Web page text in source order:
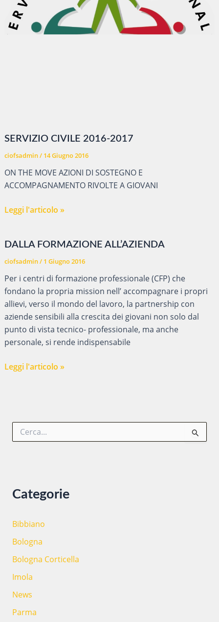
SERVIZIO CIVILE 2016-2017
ciofsadmin/ 14 Giugno 2016
ON THE MOVE AZIONI DI SOSTEGNO E
ACCOMPAGNAMENTO RIVOLTE A GIOVANI
SERVIZIO
2017
Leggi l'articolo »
DALLA FORMAZIONE ALL’AZIENDA
ciofsadmin/ 1 Giugno 2016
Per i centri di formazione professionale (CFP) che
fondano la propria mission nell’ accompagnare i propri
allievi, verso il mondo del lavoro, la partnership con
aziende sensibili alla crescita dei giovani non solo dal
punto di vista tecnico- professionale, ma anche
personale, si rende indispensabile
DALLA
Leggi l'articolo »
Categorie
Bibbiano
Bologna
Bologna Corticella
Imola
News
Parma